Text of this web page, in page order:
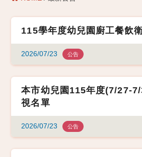
115學年度幼兒園廚工餐飲
2026/07/23 公告
本市幼兒園115年度(7/27-
視名單
2026/07/23 公告